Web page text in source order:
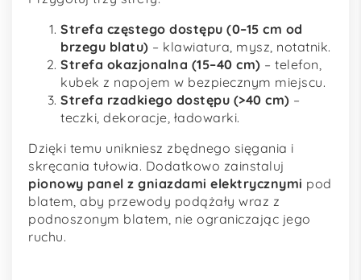
Strefa częstego dostępu (0–15 cm od
brzegu blatu) – klawiatura, mysz, notatnik.
Strefa okazjonalna (15–40 cm) – telefon,
kubek z napojem w bezpiecznym miejscu.
Strefa rzadkiego dostępu (>40 cm) –
teczki, dekoracje, ładowarki.
Dzięki temu unikniesz zbędnego sięgania i
skręcania tułowia. Dodatkowo zainstaluj
pionowy panel z gniazdami elektrycznymi pod
blatem, aby przewody podążały wraz z
podnoszonym blatem, nie ograniczając jego
ruchu.